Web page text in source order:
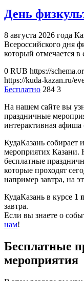
День
8 августа 2026 года
Всероссийского дня
который отмечается
0 RUB https://
https://kuda-kazan.ru/
Бесплатно 284 3
На нашем сайте вы
праздничные
интерактивная
КудаКазань
мероприятих Казани.
бесплатные
которые проходят
например завтра, на
КудаКазань в курсе 1
завтра.
Если вы знаете о
нам!
Бесплатные
мероприятия